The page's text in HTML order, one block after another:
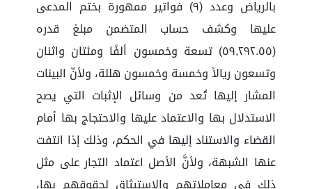
بالرياض وعدد (٩) فواتير ممهورة بختم المدعى
عليها وكشف حساب المتضمن مبلغ قدره
(٥٩,٢٩٢.٥٥) تسعة وخمسون ألفًا ومئتان واثنان
وتسعون ريالاً وخمسة وخمسون هللة، ولأنّ البينات
المشار إليها تُعد من وسائل الإثبات التي يصح
الاستدلال بها والاعتماد عليها والاحتجاج بها أمام
القضاء والاستناد إليها في الحكم، وذلك إذا انتفت
عنها الشبهة، ولأنَّ الأصل اعتماد التجار على مثل
ذلك في معاملاتهم والاستيثاق لحقوقهم بها،